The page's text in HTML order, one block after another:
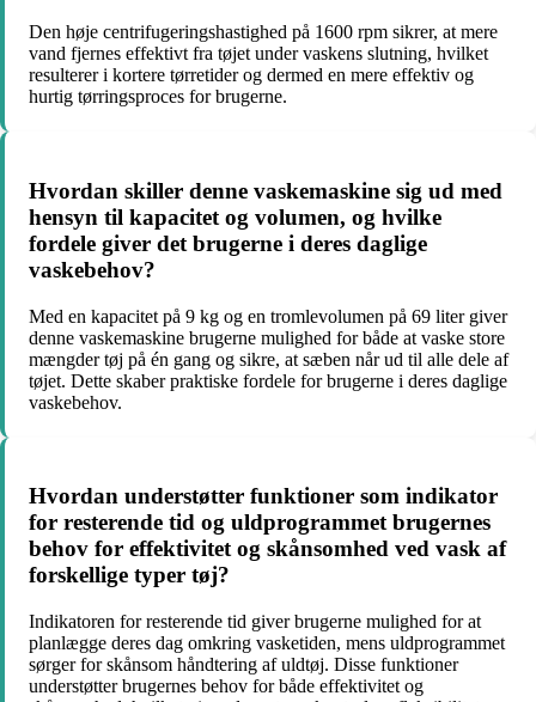
Den høje centrifugeringshastighed på 1600 rpm sikrer, at mere
vand fjernes effektivt fra tøjet under vaskens slutning, hvilket
resulterer i kortere tørretider og dermed en mere effektiv og
hurtig tørringsproces for brugerne.
Hvordan skiller denne vaskemaskine sig ud med
hensyn til kapacitet og volumen, og hvilke
fordele giver det brugerne i deres daglige
vaskebehov?
Med en kapacitet på 9 kg og en tromlevolumen på 69 liter giver
denne vaskemaskine brugerne mulighed for både at vaske store
mængder tøj på én gang og sikre, at sæben når ud til alle dele af
tøjet. Dette skaber praktiske fordele for brugerne i deres daglige
vaskebehov.
Hvordan understøtter funktioner som indikator
for resterende tid og uldprogrammet brugernes
behov for effektivitet og skånsomhed ved vask af
forskellige typer tøj?
Indikatoren for resterende tid giver brugerne mulighed for at
planlægge deres dag omkring vasketiden, mens uldprogrammet
sørger for skånsom håndtering af uldtøj. Disse funktioner
understøtter brugernes behov for både effektivitet og